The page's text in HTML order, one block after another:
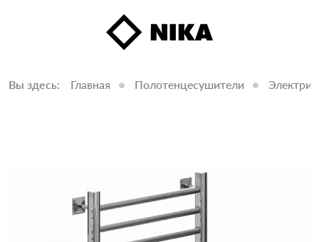
Вы здесь: Главная Полотенцесушители